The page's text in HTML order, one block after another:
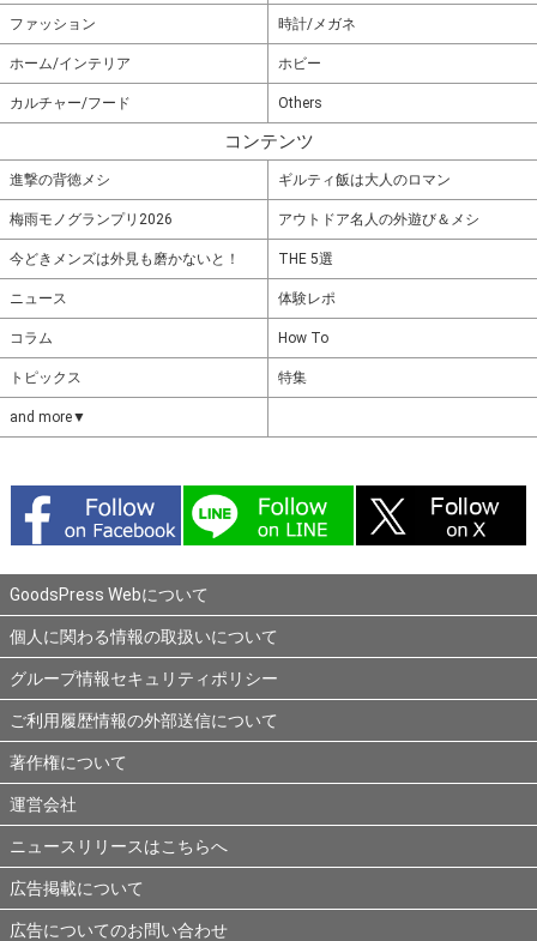
ファッション 時計/メガネ
ホーム/インテリア ホビー
カルチャー/フード Others
コンテンツ
進撃の背徳メシ ギルティ飯は大人のロマン
梅雨モノグランプリ2026 アウトドア名人の外遊び＆メシ
今どきメンズは外見も磨かないと！ THE 5選
ニュース 体験レポ
コラム How To
トピックス 特集
and more▼
GoodsPress Webについて
個人に関わる情報の取扱いについて
グループ情報セキュリティポリシー
ご利用履歴情報の外部送信について
著作権について
運営会社
ニュースリリースはこちらへ
広告掲載について
広告についてのお問い合わせ